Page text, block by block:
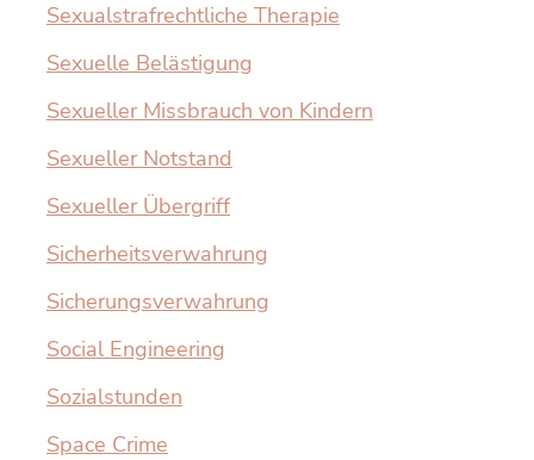
Sexualstrafrechtliche Therapie
Sexuelle Belästigung
Sexueller Missbrauch von Kindern
Sexueller Notstand
Sexueller Übergriff
Sicherheitsverwahrung
Sicherungsverwahrung
Social Engineering
Sozialstunden
Space Crime